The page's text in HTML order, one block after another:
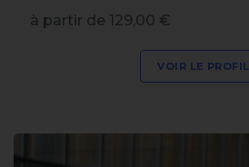
à partir de 129,00 €
VOIR LE PROFIL